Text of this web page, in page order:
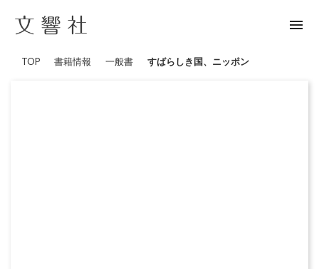
menu
TOP 書籍情報 一般書 すばらしき国、ニッポン